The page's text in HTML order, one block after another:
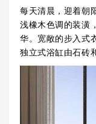
每天清晨，迎着朝
浅橡木色调的装潢
华。宽敞的步入式
独立式浴缸由石砖